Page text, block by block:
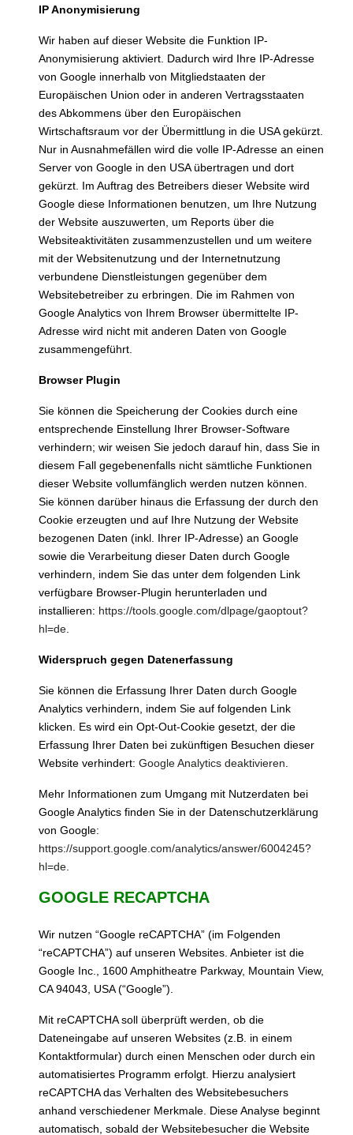
IP Anonymisierung
Wir haben auf dieser Website die Funktion IP-
Anonymisierung aktiviert. Dadurch wird Ihre IP-Adresse
von Google innerhalb von Mitgliedstaaten der
Europäischen Union oder in anderen Vertragsstaaten
des Abkommens über den Europäischen
Wirtschaftsraum vor der Übermittlung in die USA gekürzt.
Nur in Ausnahmefällen wird die volle IP-Adresse an einen
Server von Google in den USA übertragen und dort
gekürzt. Im Auftrag des Betreibers dieser Website wird
Google diese Informationen benutzen, um Ihre Nutzung
der Website auszuwerten, um Reports über die
Websiteaktivitäten zusammenzustellen und um weitere
mit der Websitenutzung und der Internetnutzung
verbundene Dienstleistungen gegenüber dem
Websitebetreiber zu erbringen. Die im Rahmen von
Google Analytics von Ihrem Browser übermittelte IP-
Adresse wird nicht mit anderen Daten von Google
zusammengeführt.
Browser Plugin
Sie können die Speicherung der Cookies durch eine
entsprechende Einstellung Ihrer Browser-Software
verhindern; wir weisen Sie jedoch darauf hin, dass Sie in
diesem Fall gegebenenfalls nicht sämtliche Funktionen
dieser Website vollumfänglich werden nutzen können.
Sie können darüber hinaus die Erfassung der durch den
Cookie erzeugten und auf Ihre Nutzung der Website
bezogenen Daten (inkl. Ihrer IP-Adresse) an Google
sowie die Verarbeitung dieser Daten durch Google
verhindern, indem Sie das unter dem folgenden Link
verfügbare Browser-Plugin herunterladen und
installieren: https://tools.google.com/dlpage/gaoptout?
hl=de
Widerspruch gegen Datenerfassung
Sie können die Erfassung Ihrer Daten durch Google
Analytics verhindern, indem Sie auf folgenden Link
klicken. Es wird ein Opt-Out-Cookie gesetzt, der die
Erfassung Ihrer Daten bei zukünftigen Besuchen dieser
Website verhindert: Google Analytics deaktivieren
Mehr Informationen zum Umgang mit Nutzerdaten bei
Google Analytics finden Sie in der Datenschutzerklärung
von Google:
https://support.google.com/analytics/answer/6004245?
hl=de
GOOGLE RECAPTCHA
Wir nutzen “Google reCAPTCHA” (im Folgenden
“reCAPTCHA”) auf unseren Websites. Anbieter ist die
Google Inc., 1600 Amphitheatre Parkway, Mountain View,
CA 94043, USA (“Google”).
Mit reCAPTCHA soll überprüft werden, ob die
Dateneingabe auf unseren Websites (z.B. in einem
Kontaktformular) durch einen Menschen oder durch ein
automatisiertes Programm erfolgt. Hierzu analysiert
reCAPTCHA das Verhalten des Websitebesuchers
anhand verschiedener Merkmale. Diese Analyse beginnt
automatisch, sobald der Websitebesucher die Website